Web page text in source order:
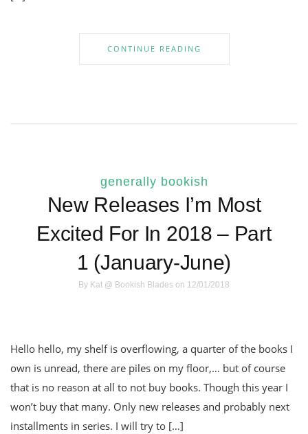
CONTINUE READING
generally bookish
New Releases I’m Most
Excited For In 2018 – Part
1 (January-June)
By Kat @ Bookish Blades on 12/01/2018
Hello hello, my shelf is overflowing, a quarter of the books I
own is unread, there are piles on my floor,… but of course
that is no reason at all to not buy books. Though this year I
won’t buy that many. Only new releases and probably next
installments in series. I will try to […]